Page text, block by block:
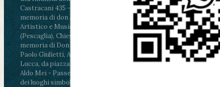
Castracani 435 - Inaugurazione murales in
memoria di don Aldo Mei curato dal Liceo
Artistico e Musicale “Passaglia”
ore 18 - Fiano
(Pescaglia), Chiesa parrocchiale - Messa in
memoria di Don Aldo Mei celebrata da mons.
Paolo Giulietti, Arcivescovo di Lucca
ore 20.30 -
Lucca, da piazza San Michele al Cippo di don
Aldo Mei - Passeggiata della Memoria in alcuni
dei luoghi simbolo della città. Ritrovo alle ore